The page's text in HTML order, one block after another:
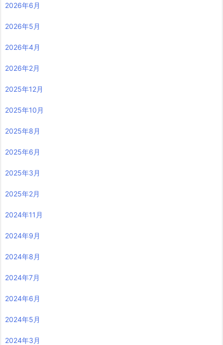
2026年6月
2026年5月
2026年4月
2026年2月
2025年12月
2025年10月
2025年8月
2025年6月
2025年3月
2025年2月
2024年11月
2024年9月
2024年8月
2024年7月
2024年6月
2024年5月
2024年3月